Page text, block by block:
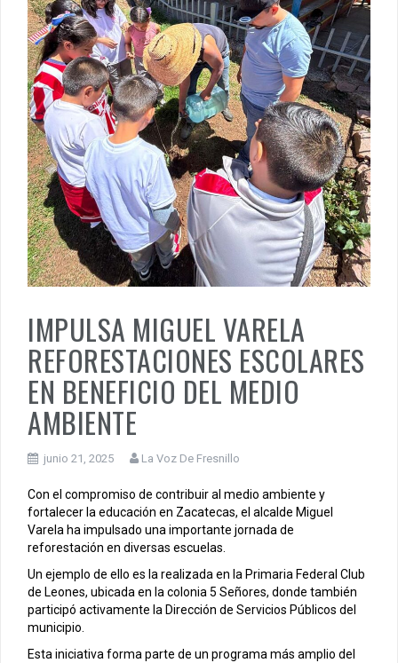
IMPULSA MIGUEL VARELA
REFORESTACIONES ESCOLARES
EN BENEFICIO DEL MEDIO
AMBIENTE
junio 21, 2025 La Voz De Fresnillo
Con el compromiso de contribuir al medio ambiente y
fortalecer la educación en Zacatecas, el alcalde Miguel
Varela ha impulsado una importante jornada de
reforestación en diversas escuelas.
Un ejemplo de ello es la realizada en la Primaria Federal Club
de Leones, ubicada en la colonia 5 Señores, donde también
participó activamente la Dirección de Servicios Públicos del
municipio.
Esta iniciativa forma parte de un programa más amplio del